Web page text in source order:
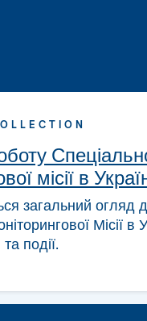
місії в
загальний огляд
Місії в
події.